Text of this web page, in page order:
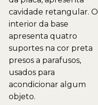
cavidade retangular. O
interior da base
apresenta quatro
suportes na cor preta
presos a parafusos,
usados para
acondicionar algum
objeto.